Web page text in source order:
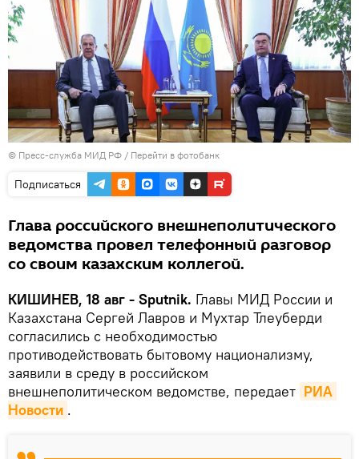
© Пресс-служба МИД РФ / Перейти в фотобанк
Подписаться
Глава российского внешнеполитического
ведомства провел телефонный разговор
со своим казахским коллегой.
КИШИНЕВ, 18 авг - Sputnik. Главы МИД России и
Казахстана Сергей Лавров и Мухтар Тлеуберди
согласились с необходимостью
противодействовать бытовому национализму,
заявили в среду в российском
внешнеполитическом ведомстве, передает РИА
Новости .